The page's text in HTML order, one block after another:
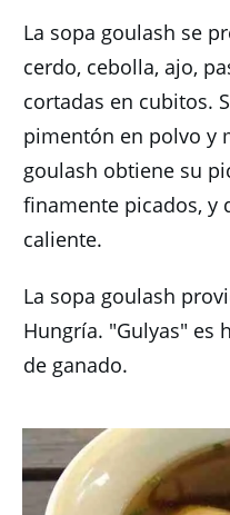
La sopa goulash se
cerdo, cebolla, ajo,
cortadas en cubitos.
pimentón en polvo y
goulash obtiene su
finamente picados, y
caliente.
La sopa goulash
Hungría. "Gulyas" es
de ganado.